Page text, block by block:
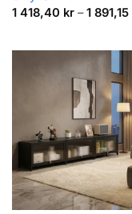
1 418,40 kr – 1 891,15